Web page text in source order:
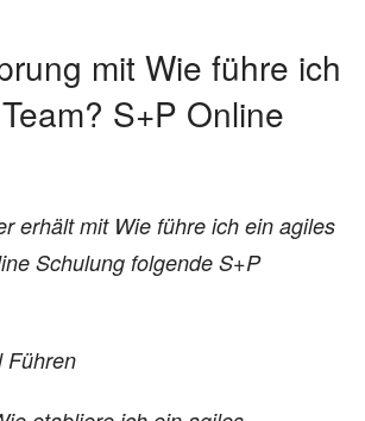
mit Wie führe ich
S+P Online
erhält mit Wie führe ich ein agiles
Schulung folgende S+P
Führen